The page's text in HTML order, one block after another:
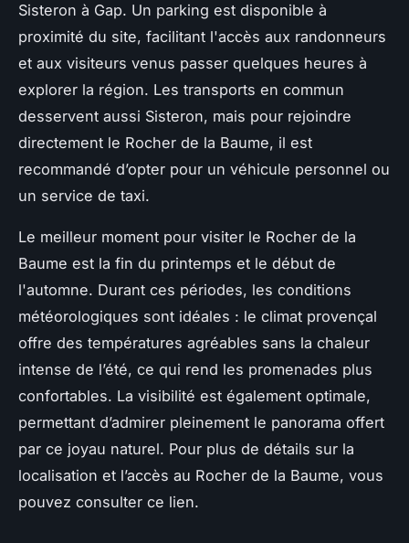
Sisteron à Gap. Un parking est disponible à
proximité du site, facilitant l'accès aux randonneurs
et aux visiteurs venus passer quelques heures à
explorer la région. Les transports en commun
desservent aussi Sisteron, mais pour rejoindre
directement le Rocher de la Baume, il est
recommandé d’opter pour un véhicule personnel ou
un service de taxi.
Le meilleur moment pour visiter le Rocher de la
Baume est la fin du printemps et le début de
l'automne. Durant ces périodes, les conditions
météorologiques sont idéales : le climat provençal
offre des températures agréables sans la chaleur
intense de l’été, ce qui rend les promenades plus
confortables. La visibilité est également optimale,
permettant d’admirer pleinement le panorama offert
par ce joyau naturel. Pour plus de détails sur la
localisation et l’accès au Rocher de la Baume, vous
pouvez consulter ce lien.